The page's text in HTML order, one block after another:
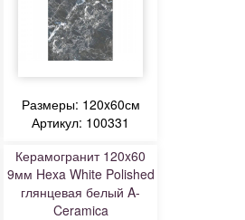
Размеры: 120x60см
Артикул: 100331
Керамогранит 120x60
9мм Hexa White Polished
глянцевая белый A-
Ceramica